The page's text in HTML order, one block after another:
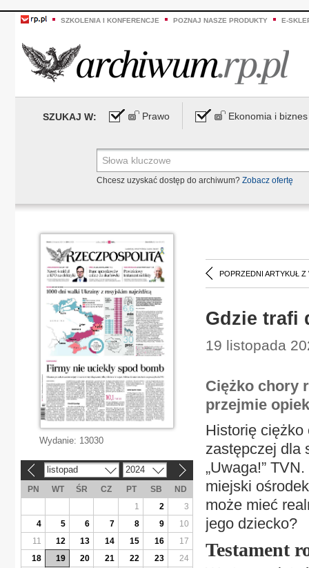
SZKOLENIA I KONFERENCJE POZNAJ NASZE PRODUKTY E-
SZUKAJ W: Prawo Ekonomia i biznes
Chcesz uzyskać dostęp do archiwum? Zobacz ofertę
POPRZEDNI ARTYKUŁ Z
Gdzie trafi
19 listopada
Ciężko chory
przejmie
Historię ciężko
zastępczej dla
„Uwaga!”
miejski
może mieć
jego dziecko?
Testament
Wydanie: 13030
listopad 2024
PN WT ŚR CZ PT SB
ND
1
2
3
4
5 6 7 8 9
10
11
12 13 14 15 16
17
18
19 20 21 22 23
24